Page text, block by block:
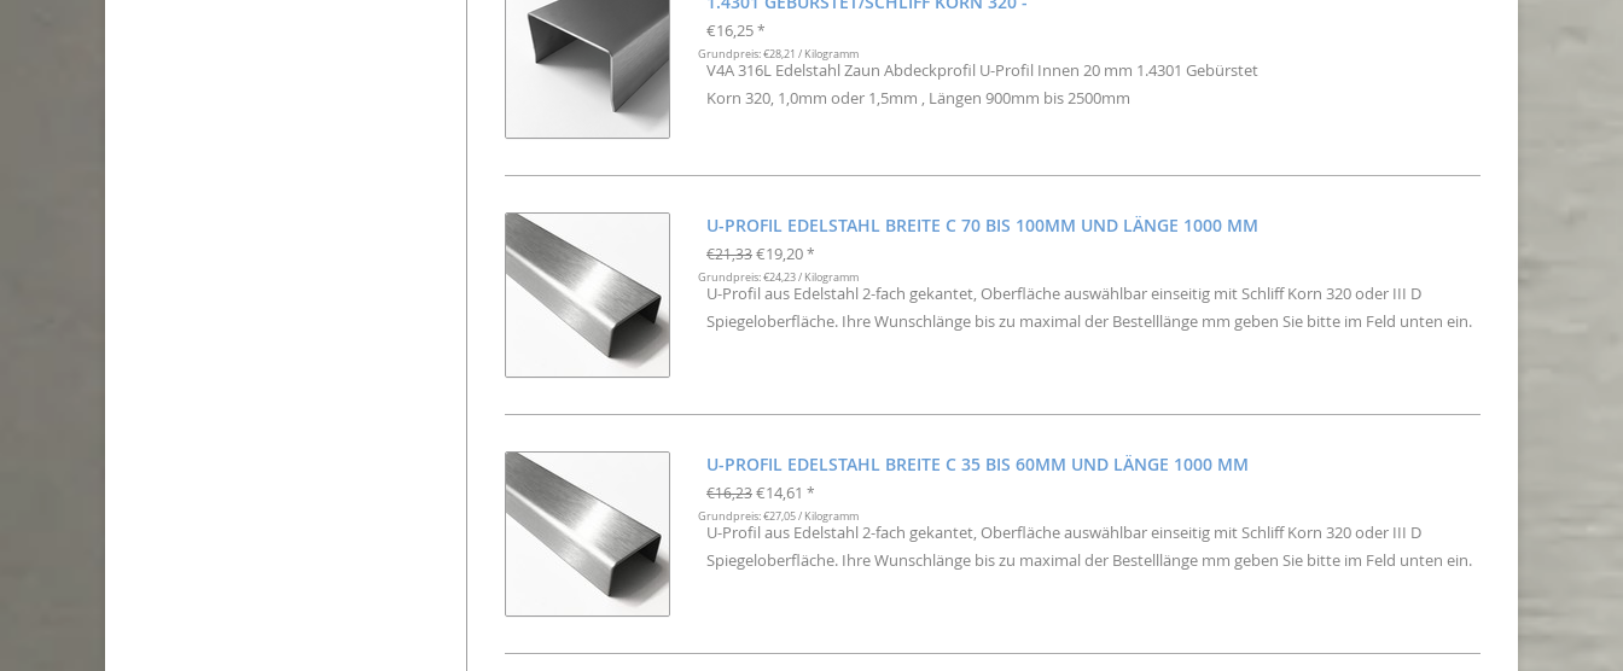
€16,25 *
Grundpreis: €28,21 / Kilogramm
V4A 316L Edelstahl Zaun Abdeckprofil U-Profil Innen 20 mm 1.4301 Gebürstet
Korn 320, 1,0mm oder 1,5mm , Längen 900mm bis 2500mm
U-PROFIL EDELSTAHL BREITE C 70 BIS 100MM UND LÄNGE 1000 MM
€21,33 €19,20 *
Grundpreis: €24,23 / Kilogramm
U-Profil aus Edelstahl 2-fach gekantet, Oberfläche auswählbar einseitig mit Schliff Korn 320 oder III D
Spiegeloberfläche. Ihre Wunschlänge bis zu maximal der Bestelllänge mm geben Sie bitte im Feld unten ein.
U-PROFIL EDELSTAHL BREITE C 35 BIS 60MM UND LÄNGE 1000 MM
€16,23 €14,61 *
Grundpreis: €27,05 / Kilogramm
U-Profil aus Edelstahl 2-fach gekantet, Oberfläche auswählbar einseitig mit Schliff Korn 320 oder III D
Spiegeloberfläche. Ihre Wunschlänge bis zu maximal der Bestelllänge mm geben Sie bitte im Feld unten ein.